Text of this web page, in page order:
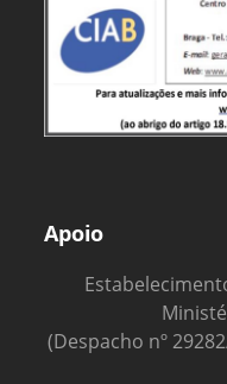
Apoio
(Despacho nº